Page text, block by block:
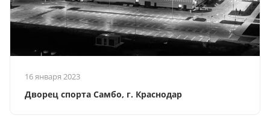
16 января 2023
Дворец спорта Самбо, г. Краснодар